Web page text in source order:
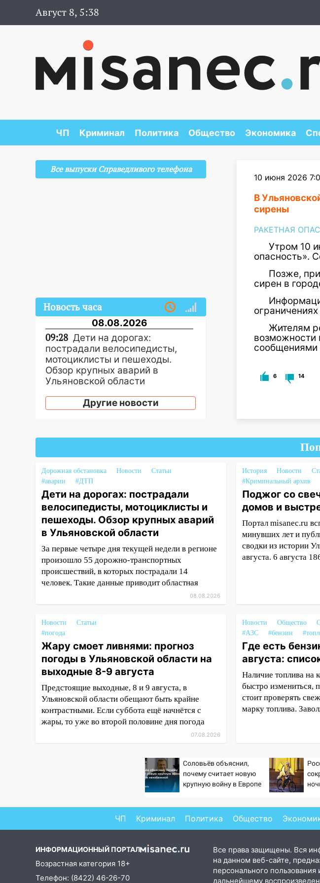
Август 8, 5:38
ЧП Криминал Политика Общество Экономика
10 июня 2026
В
сирены
РАКЕТНАЯ
Утром 10
опасность».
Позже,
сирен в
Жителям
возможности
сообщениями
6 14
Все выпуски Справедливого телефона
Новость часа
08.08.2026
09:28 Дети на дорогах:
пострадали велосипедисты,
мотоциклисты и пешеходы.
Обзор крупных аварий в
Ульяновской области
08:30 Поджог со свечой, 16
сгоревших домов и выстрел за
07:50 Какая погоды будет днем
06:45 Императорский мост в
Ульяновске останется
закрытым до утра 10 августа
05:18 Судьба готовит сюрприз:
гороскоп на 8 августа — кому
повезет с деньгами, а кого
04:47 В Ульяновской области
объявили ракетную опасность:
звучат сирены
смогут купить тракторы с
отсрочкой платежа до декабря
19:34 В следственном
управлении состоялось
торжественное мероприятие,
приуроченное к празднованию
Дня сотрудника органов
следствия Российской
Федерации
чебурашку» на фестивале
Ульяновская область
стала пилотным регионом
проекта «Культурное
Ульяновской областной
больницы поступили шесть
новых аппаратов ИВЛ
Другие новости
Дорожная обстановка Новости
Статьи
#аварии
#ДТП
Дети на дорогах: пострадали
велосипедисты, мотоциклисты и
пешеходы. Обзор крупных аварий
в Ульяновской области
За первые четыре дня текущей недели в регионе
произошло 55 дорожно-транспортных
происшествий, в которых пострадали 14
человек. Такие данные приводит областная
08.08.2026
История Новости
#Криминальный архив
Поджог со
домов и
Портал misanec.ru
минувших лет и
сводки из истории
августа. 6 августа
Новости
Статьи
#погода
Жару смоет ливнями: прогноз
погоды в Ульяновской области на
выходные 8-9 августа
Предстоящие выходные, 8 и 9 августа, в
Ульяновской области обещают быть крайне
контрастными. Если суббота ещё начнётся с
жары, то уже во второй половине дня погода
07.08.2026
Новости Общество
#АЗС
#бензин
Где есть
августа:
Наличие топлива на
быстро измениться,
стоит проверять
марку топлива.
Соловьёв объяснил,
почему считает новую
крупную войну в Европе
ЧП Криминал Политика Общество
ИНФОРМАЦИОННЫЙ ПОРТАЛ
Возрастная категория 18+
Телефон: (8422) 46-26-70
Все права защищены. Вся
на данном веб-сайте,
персонального
дальнейшему